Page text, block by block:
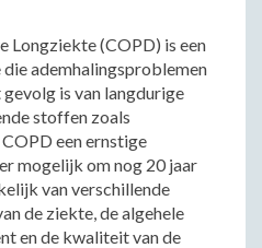
Longziekte (COPD) is een
ademhalingsproblemen
is van langdurige
stoffen zoals
een ernstige
mogelijk om nog 20 jaar
van verschillende
de ziekte, de algehele
en de kwaliteit van de